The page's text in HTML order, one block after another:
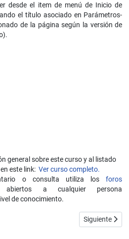
desde el item de menú de Inicio de
el título asociado en Parámetros-
de la página según la versión de
general sobre este curso y al listado
este link: Ver curso completo.
o consulta utiliza losforos
a cualquier persona
de conocimiento.
alimentación sindicada RSS de
Artículo
Siguiente